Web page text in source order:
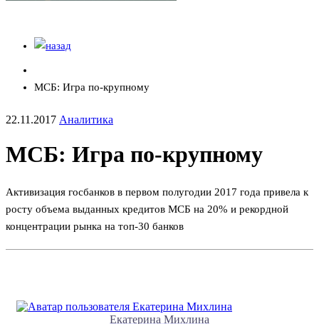
МСБ: Игра по-крупному
22.11.2017 Аналитика
МСБ: Игра по-крупному
Активизация госбанков в первом полугодии 2017 года привела к
росту объема выданных кредитов МСБ на 20% и рекордной
концентрации рынка на топ-30 банков
Екатерина Михлина